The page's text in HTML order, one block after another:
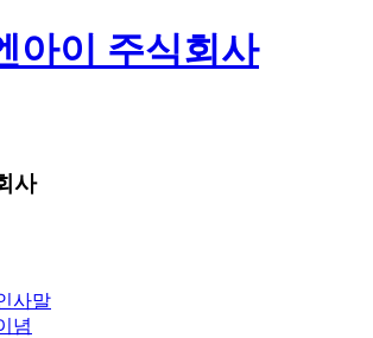
아이 주식회사
사
사말
념